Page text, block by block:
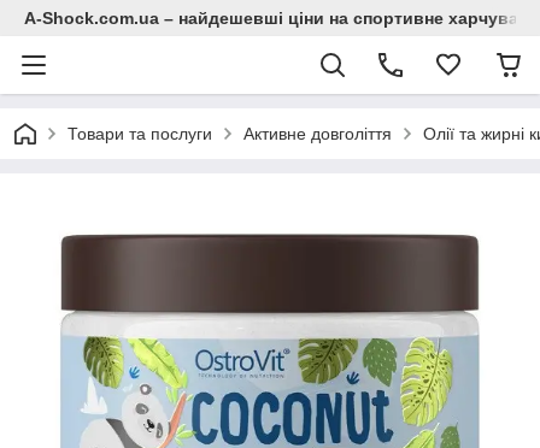
A-Shock.com.ua – найдешевші ціни на спортивне
Товари та послуги Активне довголіття Олії та жирні